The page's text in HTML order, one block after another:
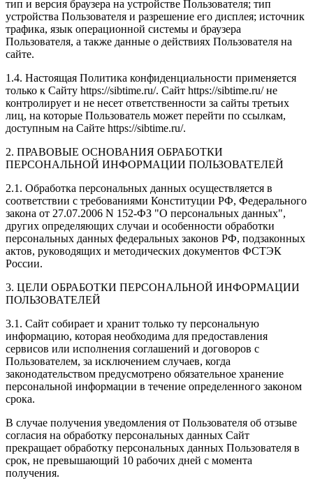
тип и версия браузера на устройстве Пользователя; тип
устройства Пользователя и разрешение его дисплея; источник
трафика, язык операционной системы и браузера
Пользователя, а также данные о действиях Пользователя на
сайте.
1.4. Настоящая Политика конфиденциальности применяется
только к Сайту https://sibtime.ru/. Сайт https://sibtime.ru/ не
контролирует и не несет ответственности за сайты третьих
лиц, на которые Пользователь может перейти по ссылкам,
доступным на Сайте https://sibtime.ru/.
2. ПРАВОВЫЕ ОСНОВАНИЯ ОБРАБОТКИ
ПЕРСОНАЛЬНОЙ ИНФОРМАЦИИ ПОЛЬЗОВАТЕЛЕЙ
2.1. Обработка персональных данных осуществляется в
соответствии с требованиями Конституции РФ, Федерального
закона от 27.07.2006 N 152-ФЗ "О персональных данных",
других определяющих случаи и особенности обработки
персональных данных федеральных законов РФ, подзаконных
актов, руководящих и методических документов ФСТЭК
России.
3. ЦЕЛИ ОБРАБОТКИ ПЕРСОНАЛЬНОЙ ИНФОРМАЦИИ
ПОЛЬЗОВАТЕЛЕЙ
3.1. Сайт собирает и хранит только ту персональную
информацию, которая необходима для предоставления
сервисов или исполнения соглашений и договоров с
Пользователем, за исключением случаев, когда
законодательством предусмотрено обязательное хранение
персональной информации в течение определенного законом
срока.
В случае получения уведомления от Пользователя об отзыве
согласия на обработку персональных данных Сайт
прекращает обработку персональных данных Пользователя в
срок, не превышающий 10 рабочих дней с момента
получения.